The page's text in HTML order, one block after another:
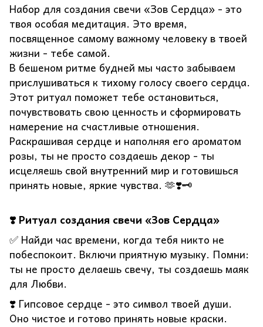
Набор для создания свечи «Зов Сердца» - это
твоя особая медитация. Это время,
посвященное самому важному человеку в твоей
жизни - тебе самой.
В бешеном ритме будней мы часто забываем
прислушиваться к тихому голосу своего сердца.
Этот ритуал поможет тебе остановиться,
почувствовать свою ценность и сформировать
намерение на счастливые отношения.
Раскрашивая сердце и наполняя его ароматом
розы, ты не просто создаешь декор - ты
исцеляешь свой внутренний мир и готовишься
принять новые, яркие чувства. 🫶❣️🗝️
❣️ Ритуал создания свечи «Зов Сердца»
✅ Найди час времени, когда тебя никто не
побеспокоит. Включи приятную музыку. Помни:
ты не просто делаешь свечу, ты создаешь маяк
для Любви.
❣️ Гипсовое сердце - это символ твоей души.
Оно чистое и готово принять новые краски.